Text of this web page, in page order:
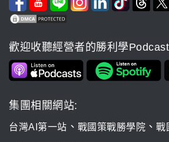
歡迎收聽經營者的勝利學
集團相關網站:
台灣AI第一站 、 戰國策戰勝學院 、 戰